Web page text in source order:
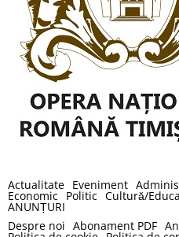
Actualitate Eveniment
Economic Politic Cultură/
ANUNȚURI
Despre noi Abonament PDF